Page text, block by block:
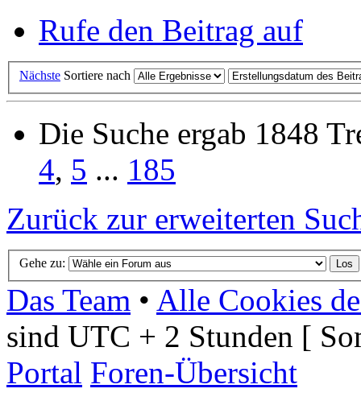
Rufe den Beitrag auf
Nächste Sortiere nach
Die Suche ergab 1848
4, 5 ... 185
Zurück zur erweiterten
Gehe zu:
Das Team • Alle Cookies
sind UTC + 2 Stunden [
Portal Foren-Übersicht